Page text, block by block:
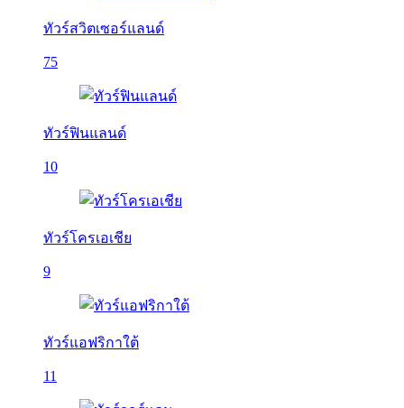
ทัวร์สวิตเซอร์แลนด์
75
ทัวร์ฟินแลนด์
10
ทัวร์โครเอเชีย
9
ทัวร์แอฟริกาใต้
11